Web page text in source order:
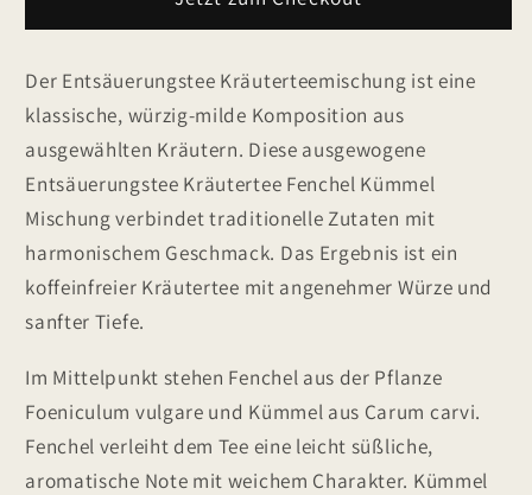
Der Entsäuerungstee Kräuterteemischung ist eine
klassische, würzig-milde Komposition aus
ausgewählten Kräutern. Diese ausgewogene
Entsäuerungstee Kräutertee Fenchel Kümmel
Mischung verbindet traditionelle Zutaten mit
harmonischem Geschmack. Das Ergebnis ist ein
koffeinfreier Kräutertee mit angenehmer Würze und
sanfter Tiefe.
Im Mittelpunkt stehen Fenchel aus der Pflanze
Foeniculum vulgare und Kümmel aus Carum carvi.
Fenchel verleiht dem Tee eine leicht süßliche,
aromatische Note mit weichem Charakter. Kümmel